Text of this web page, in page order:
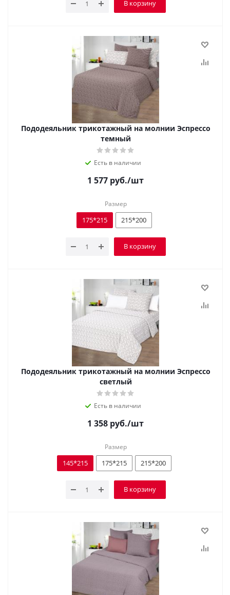
В корзину
Пододеяльник трикотажный на молнии Эспрессо
темный
Есть в наличии
1 577 руб./шт
Размер
175*215 215*200
В корзину
Пододеяльник трикотажный на молнии Эспрессо
светлый
Есть в наличии
1 358 руб./шт
Размер
145*215 175*215 215*200
В корзину